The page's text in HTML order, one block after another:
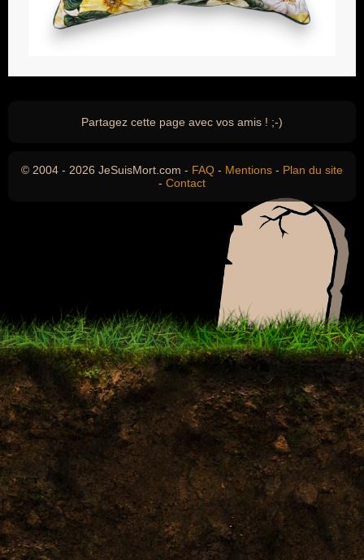
Partagez cette page avec vos amis ! ;-)
© 2004 - 2026 JeSuisMort.com - FAQ - Mentions - Plan du site
- Contact